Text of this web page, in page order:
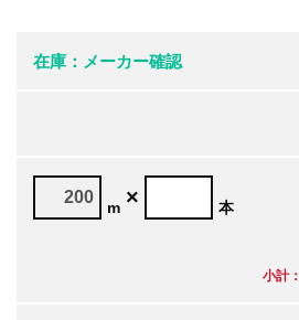
在庫：メーカー確認
m × 本
小計：